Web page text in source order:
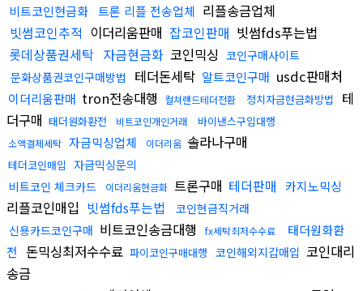
비트코인현금화 트론 리플 전송업체 리플송금업체
빗썸코인추적 이더리움판매 잡코인판매 빗썸fds푸는법
롯데상품권세탁 자금현금화 코인믹싱 코인구매사이트
문화상품권코인구매방법
테더돈세탁 알트코인구매 usdc판매처
이더리움판매 tron전송대행 컬쳐랜드테더전환 정치자금현금화방법
테
더구매 태더원화환전 비트코인개인거래 바이낸스구입대행
소액결제세탁 자금믹싱업체 이더리움 솔라나구매
테더코인매입 자금믹싱문의
비트코인 체크카드
이더리움현금화 트론구매 테더판매 카지노믹싱
리플코인매입 빗썸fds푸는법
코인현금직거래
신용카드코인구매 비트코인송금대행 fx세탁최저수수료
태더원화환
전
돈믹싱최저수수료 파이코인구매대행 코인해외지갑매입 코인대리
송금